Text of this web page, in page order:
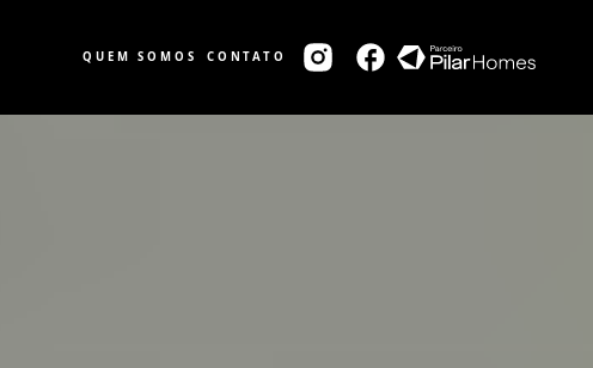
QUEM SOMOS CONTATO